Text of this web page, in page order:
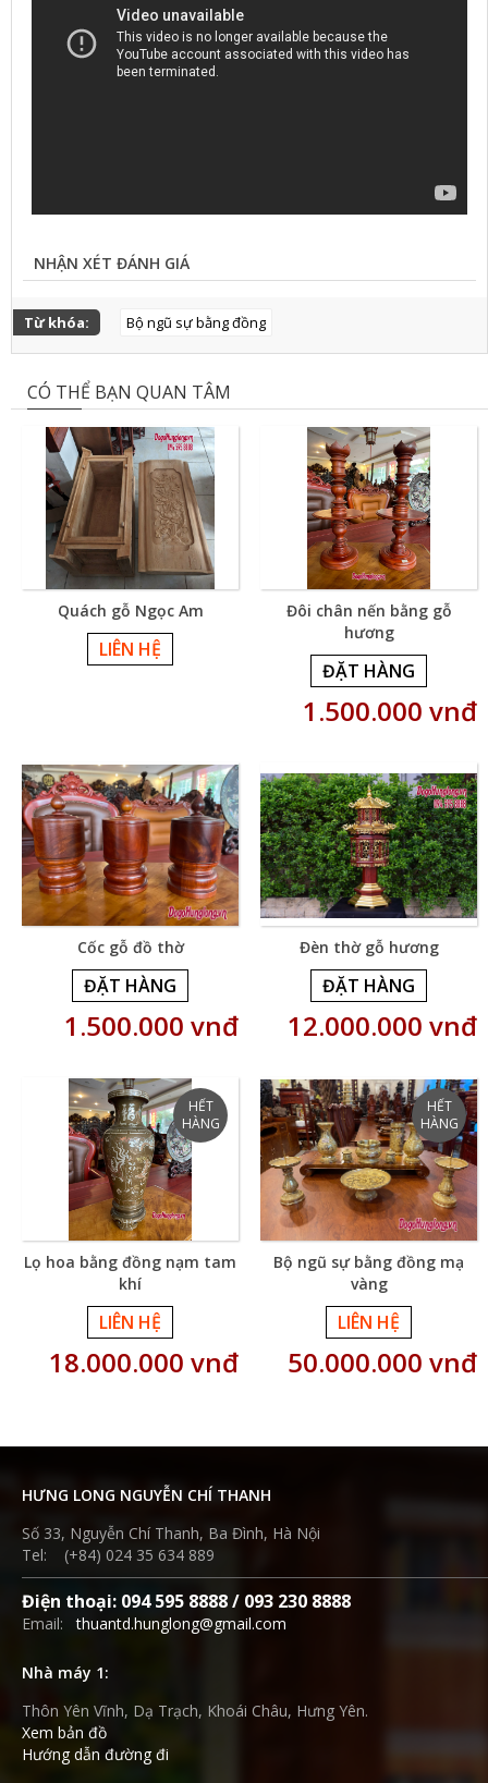
NHẬN XÉT ĐÁNH GIÁ
Từ khóa: Bộ ngũ sự bằng đồng
CÓ THỂ BẠN QUAN TÂM
Quách gỗ Ngọc Am
LIÊN HỆ
Đôi chân nến bằng gỗ
hương
ĐẶT HÀNG
1.500.000 vnđ
Cốc gỗ đồ thờ
ĐẶT HÀNG
1.500.000 vnđ
Đèn thờ gỗ hương
ĐẶT HÀNG
12.000.000 vnđ
Lọ hoa bằng đồng nạm tam
khí
LIÊN HỆ
18.000.000 vnđ
Bộ ngũ sự bằng đồng mạ
vàng
LIÊN HỆ
50.000.000 vnđ
HƯNG LONG NGUYỄN CHÍ THANH
Số 33, Nguyễn Chí Thanh, Ba Đình, Hà Nội
Tel: (+84) 024 35 634 889
Điện thoại: 094 595 8888 / 093 230 8888
Email:thuantd.hunglong@gmail.com
Nhà máy 1:
Thôn Yên Vĩnh, Dạ Trạch, Khoái Châu, Hưng Yên.
Xem bản đồ
Hướng dẫn đường đi